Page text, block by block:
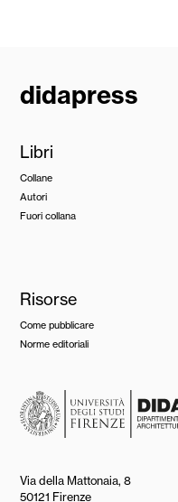
didapress
Libri
Collane
Autori
Fuori collana
Risorse
Come pubblicare
Norme editoriali
Via della Mattonaia, 8
50121 Firenze